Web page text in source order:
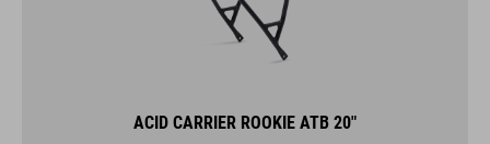
ACID CARRIER ROOKIE ATB 20"